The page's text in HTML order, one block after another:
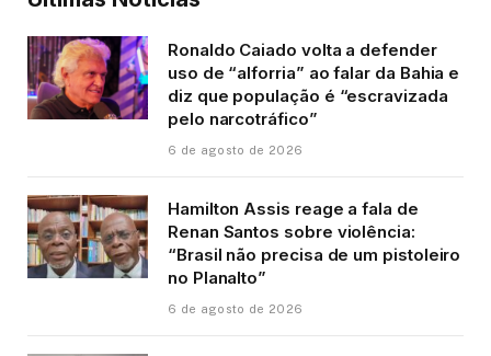
Ronaldo Caiado volta a defender
uso de “alforria” ao falar da Bahia e
diz que população é “escravizada
pelo narcotráfico”
6 de agosto de 2026
Hamilton Assis reage a fala de
Renan Santos sobre violência:
“Brasil não precisa de um pistoleiro
no Planalto”
6 de agosto de 2026